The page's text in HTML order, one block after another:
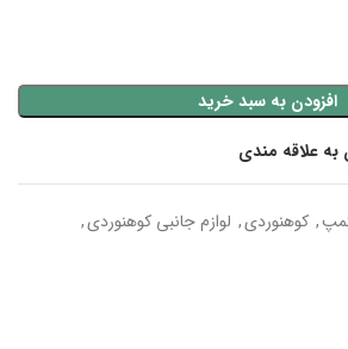
افزودن به سبد خرید
به علاقه مندی
, کوهنوردی, لوازم جانبی کوهنوردی,